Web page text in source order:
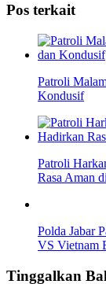
Pos terkait
Patroli
Kondusif
Patroli
Rasa Aman
Polda Jabar
VS Vietnam
Tinggalkan